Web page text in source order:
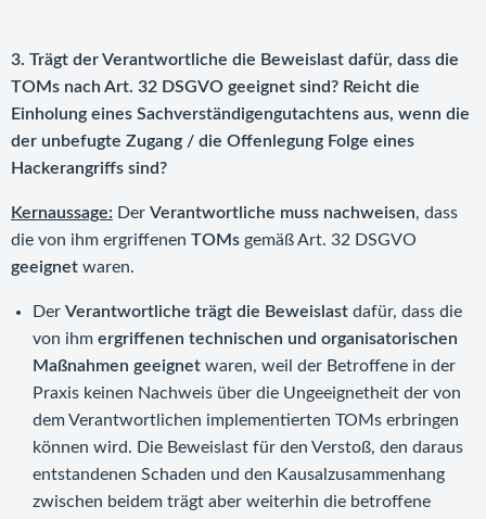
3. Trägt der Verantwortliche die Beweislast dafür, dass die
TOMs nach Art. 32 DSGVO geeignet sind? Reicht die
Einholung eines Sachverständigengutachtens aus, wenn die
der unbefugte Zugang / die Offenlegung Folge eines
Hackerangriffs sind?
Kernaussage: Der Verantwortliche muss nachweisen, dass
die von ihm ergriffenen TOMs gemäß Art. 32 DSGVO
geeignet waren.
Der Verantwortliche trägt die Beweislast dafür, dass die
von ihm ergriffenen technischen und organisatorischen
Maßnahmen geeignet waren, weil der Betroffene in der
Praxis keinen Nachweis über die Ungeeignetheit der von
dem Verantwortlichen implementierten TOMs erbringen
können wird. Die Beweislast für den Verstoß, den daraus
entstandenen Schaden und den Kausalzusammenhang
zwischen beidem trägt aber weiterhin die betroffene